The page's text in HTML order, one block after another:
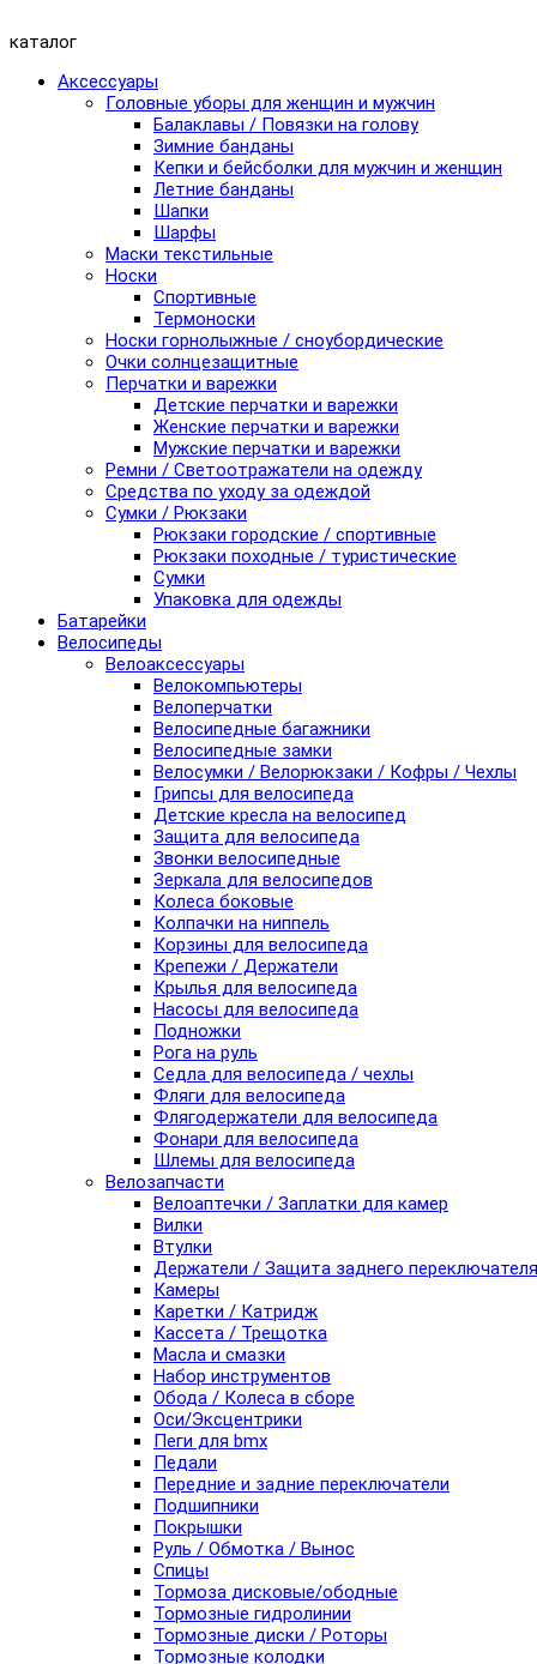
каталог
Аксессуары
Головные уборы для женщин и мужчин
Балаклавы / Повязки на голову
Зимние банданы
Кепки и бейсболки для мужчин и женщин
Летние банданы
Шапки
Шарфы
Маски текстильные
Носки
Спортивные
Термоноски
Носки горнолыжные / сноубордические
Очки солнцезащитные
Перчатки и варежки
Детские перчатки и варежки
Женские перчатки и варежки
Мужские перчатки и варежки
Ремни / Светоотражатели на одежду
Средства по уходу за одеждой
Сумки / Рюкзаки
Рюкзаки городские / спортивные
Рюкзаки походные / туристические
Сумки
Упаковка для одежды
Батарейки
Велосипеды
Велоаксессуары
Велокомпьютеры
Велоперчатки
Велосипедные багажники
Велосипедные замки
Велосумки / Велорюкзаки / Кофры / Чехлы
Грипсы для велосипеда
Детские кресла на велосипед
Защита для велосипеда
Звонки велосипедные
Зеркала для велосипедов
Колеса боковые
Колпачки на ниппель
Корзины для велосипеда
Крепежи / Держатели
Крылья для велосипеда
Насосы для велосипеда
Подножки
Рога на руль
Седла для велосипеда / чехлы
Фляги для велосипеда
Флягодержатели для велосипеда
Фонари для велосипеда
Шлемы для велосипеда
Велозапчасти
Велоаптечки / Заплатки для камер
Вилки
Втулки
Держатели / Защита заднего переключателя
Камеры
Каретки / Катридж
Кассета / Трещотка
Масла и смазки
Набор инструментов
Обода / Колеса в сборе
Оси/Эксцентрики
Пеги для bmx
Педали
Передние и задние переключатели
Подшипники
Покрышки
Руль / Обмотка / Вынос
Спицы
Тормоза дисковые/ободные
Тормозные гидролинии
Тормозные диски / Роторы
Тормозные колодки